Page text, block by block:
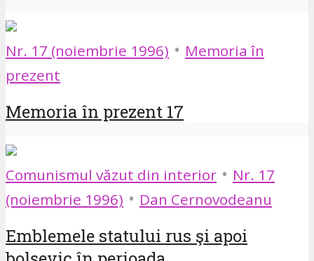
Nr. 17 (noiembrie 1996) • Memoria în
prezent
Memoria în prezent 17
Comunismul văzut din interior • Nr. 17
(noiembrie 1996) • Dan Cernovodeanu
Emblemele statului rus şi apoi